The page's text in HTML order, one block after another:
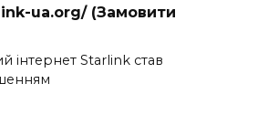
ua.org/ (Замовити
інтернет Starlink став